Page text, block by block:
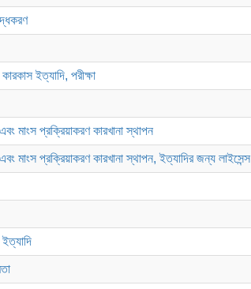
ইত্যাদি, পরীক্ষা
মাংস প্রক্রিয়াকরণ কারখানা স্থাপন
মাংস প্রক্রিয়াকরণ কারখানা স্থাপন, ইত্যাদির জন্য লাইসেন্স